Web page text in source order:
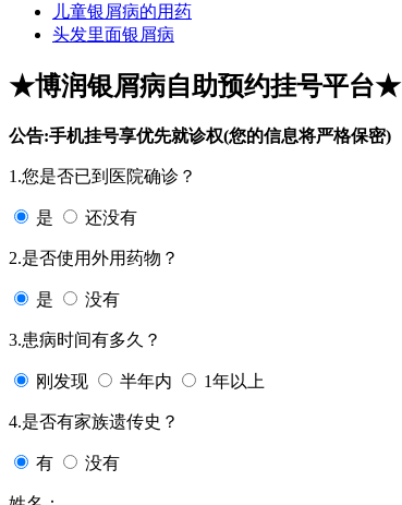
儿童银屑病的用药
头发里面银屑病
★博润银屑病自助预约挂号平台★
公告:手机挂号享优先就诊权(您的信息将严格保密)
1.您是否已到医院确诊？
是 还没有
2.是否使用外用药物？
是 没有
3.患病时间有多久？
刚发现 半年内 1年以上
4.是否有家族遗传史？
有 没有